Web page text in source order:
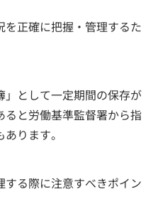
正確に把握・管理するた
として一定期間の保存が
と労働基準監督署から指
ります。
る際に注意すべきポイン